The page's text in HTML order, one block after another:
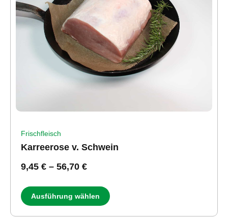
Frischfleisch
Karreerose v. Schwein
9,45 € – 56,70 €
Ausführung wählen